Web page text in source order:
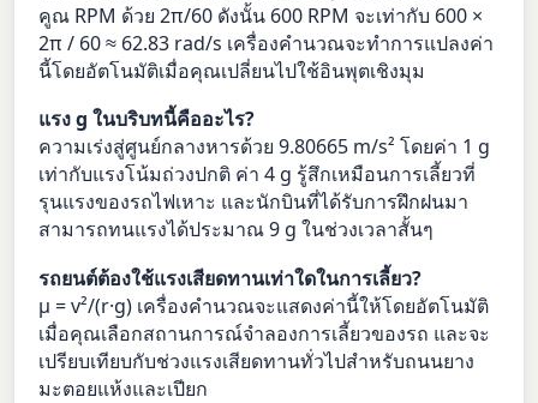
คูณ RPM ด้วย 2π/60 ดังนั้น 600 RPM จะเท่ากับ 600 ×
2π / 60 ≈ 62.83 rad/s เครื่องคำนวณจะทำการแปลงค่า
นี้โดยอัตโนมัติเมื่อคุณเปลี่ยนไปใช้อินพุตเชิงมุม
แรง g ในบริบทนี้คืออะไร?
ความเร่งสู่ศูนย์กลางหารด้วย 9.80665 m/s² โดยค่า 1 g
เท่ากับแรงโน้มถ่วงปกติ ค่า 4 g รู้สึกเหมือนการเลี้ยวที่
รุนแรงของรถไฟเหาะ และนักบินที่ได้รับการฝึกฝนมา
สามารถทนแรงได้ประมาณ 9 g ในช่วงเวลาสั้นๆ
รถยนต์ต้องใช้แรงเสียดทานเท่าใดในการเลี้ยว?
μ = v²/(r·g) เครื่องคำนวณจะแสดงค่านี้ให้โดยอัตโนมัติ
เมื่อคุณเลือกสถานการณ์จำลองการเลี้ยวของรถ และจะ
เปรียบเทียบกับช่วงแรงเสียดทานทั่วไปสำหรับถนนยาง
มะตอยแห้งและเปียก